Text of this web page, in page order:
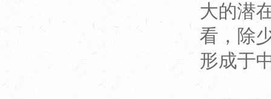
大的潜
看，除
形成于